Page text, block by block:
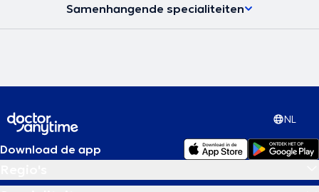
Samenhangende specialiteiten
NL
Download de app